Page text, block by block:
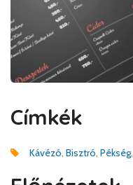
Címkék
Kávézó, Bisztró, Pékség,